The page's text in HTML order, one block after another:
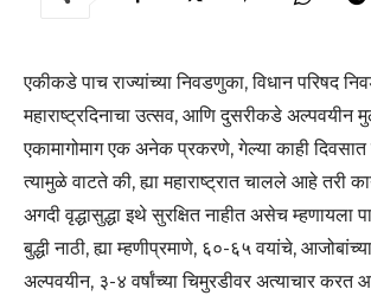
एकीकडे पाच राज्यांच्या निवडणुका, विधान परिषद
महाराष्ट्रदिनाचा उत्सव, आणि दुसरीकडे अल्पवयीन
एकामागोमाग एक अनेक प्रकरणे, गेल्या काही
त्यामुळे वाटते की, ह्या महाराष्ट्रात चालले आहे तरी
अगदी वृद्धासुद्धा इथे सुरक्षित नाहीत असेच म्हणायला
बुद्धी नाठी, ह्या म्हणीप्रमाणे, ६०-६५ वयांचे,
अल्पवयीन, ३-४ वर्षांच्या चिमुरडीवर अत्याचार